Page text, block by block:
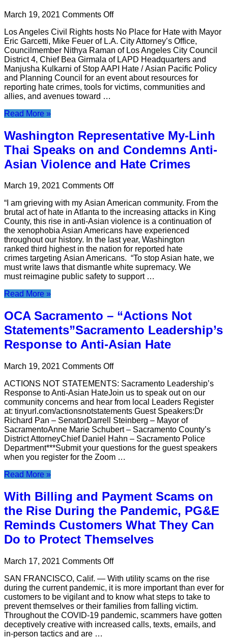
March 19, 2021 Comments Offon
Angeles
Civil
Rights
–
No
Place
for
Los Angeles Civil Rights hosts No Place for Hate with Mayor
Eric Garcetti, Mike Feuer of L.A. City Attorney’s Office,
Councilmember Nithya Raman of Los Angeles City Council
District 4, Chief Bea Girmala of LAPD Headquarters and
Manjusha Kulkarni of Stop AAPI Hate / Asian Pacific Policy
and Planning Council for an event about resources for
reporting hate crimes, tools for victims, communities and
allies, and avenues toward …
Read More »
Washington Representative My-Linh
Thai Speaks on and Condemns Anti-
Asian Violence and Hate Crimes
March 19, 2021 Comments Offon
Representative
My-
Linh
Thai
Speaks
on
and
Condemns
Anti-
Hate
Crimes
“I am grieving with my Asian American community. From the
brutal act of hate in Atlanta to the increasing attacks in King
County, this rise in anti-Asian violence is a continuation of
the xenophobia Asian Americans have experienced
throughout our history. In the last year, Washington
ranked third highest in the nation for reported hate
crimes targeting Asian Americans. “To stop Asian hate, we
must write laws that dismantle white supremacy. We
must reimagine public safety to support …
Read More »
OCA Sacramento – “Actions Not
Statements”Sacramento Leadership’s
Response to Anti-Asian Hate
March 19, 2021 Comments Offon
Sacramento
–
“Actions
Not
Statements”Sacramento
Leadership’s
Response
to
Anti-
ACTIONS NOT STATEMENTS: Sacramento Leadership’s
Response to Anti-Asian HateJoin us to speak out on our
community concerns and hear from local Leaders Register
at: tinyurl.com/actionsnotstatements Guest Speakers:Dr
Richard Pan – SenatorDarrell Steinberg – Mayor of
SacramentoAnne Marie Schubert – Sacramento County’s
District AttorneyChief Daniel Hahn – Sacramento Police
Department***Submit your questions for the guest speakers
when you register for the Zoom …
Read More »
With Billing and Payment Scams on
the Rise During the Pandemic, PG&E
Reminds Customers What They Can
Do to Protect Themselves
March 17, 2021 Comments Offon
Billing
and
Payment
Scams
on
the
SAN FRANCISCO, Calif. — With utility scams on the rise
during the current pandemic, it is more important than ever for
customers to be vigilant and to know what steps to take to
prevent themselves or their families from falling victim.
Throughout the COVID-19 pandemic, scammers have gotten
deceptively creative with increased calls, texts, emails, and
in-person tactics and are …